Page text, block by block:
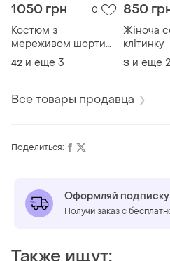
1050 грн 0
Костюм з
мереживом шорти
та кімоно
42 и еще 3
850
Жіноча
клітинку
S и еще 2
Все товары продавца
Поделиться:
Оформляй подписку
Получи заказ с
Также ищут: